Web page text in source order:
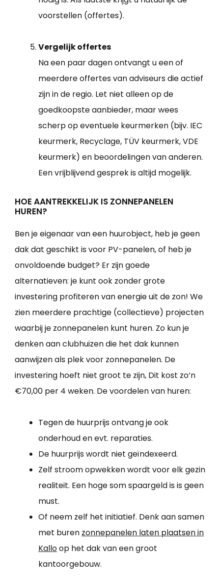
voorstellen (offertes).
Vergelijk offertes
Na een paar dagen ontvangt u een of
meerdere offertes van adviseurs die actief
zijn in de regio. Let niet alleen op de
goedkoopste aanbieder, maar wees
scherp op eventuele keurmerken (bijv. IEC
keurmerk, Recyclage, TÜV keurmerk, VDE
keurmerk) en beoordelingen van anderen.
Een vrijblijvend gesprek is altijd mogelijk.
HOE AANTREKKELIJK IS ZONNEPANELEN
HUREN?
Ben je eigenaar van een huurobject, heb je geen
dak dat geschikt is voor PV-panelen, of heb je
onvoldoende budget? Er zijn goede
alternatieven: je kunt ook zonder grote
investering profiteren van energie uit de zon! We
zien meerdere prachtige (collectieve) projecten
waarbij je zonnepanelen kunt huren. Zo kun je
denken aan clubhuizen die het dak kunnen
aanwijzen als plek voor zonnepanelen. De
investering hoeft niet groot te zijn, Dit kost zo’n
€70,00 per 4 weken. De voordelen van huren:
Tegen de huurprijs ontvang je ook
onderhoud en evt. reparaties.
De huurprijs wordt niet geïndexeerd.
Zelf stroom opwekken wordt voor elk gezin
realiteit. Een hoge som spaargeld is is geen
must.
Of neem zelf het initiatief. Denk aan samen
met buren zonnepanelen laten plaatsen in
Kalloop het dak van een groot
kantoorgebouw.